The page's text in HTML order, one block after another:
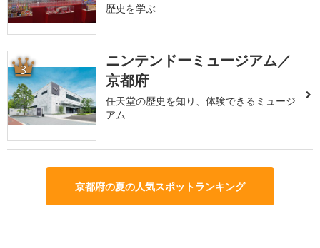
歴史を学ぶ
3
ニンテンドーミュージアム／
京都府
任天堂の歴史を知り、体験できるミュージ
アム
京都府の夏の人気スポットランキング